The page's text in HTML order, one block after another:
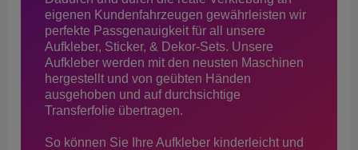
eigenen Kundenfahrzeugen gewährleisten wir
perfekte Passgenauigkeit für all unsere
Aufkleber, Sticker, & Dekor-Sets. Unsere
Aufkleber werden mit den neusten Maschinen
hergestellt und von geübten Händen
ausgehoben und auf durchsichtige
Transferfolie übertragen.
So können Sie Ihre Aufkleber kinderleicht und